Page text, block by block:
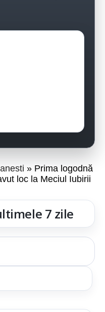
Prima logodnă
loc la Meciul Iubirii
7 zile